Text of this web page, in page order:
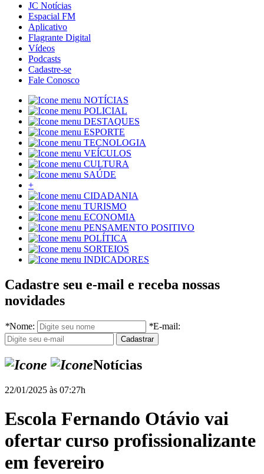
JC Notícias
Espacial FM
Aplicativo
Flagrante Digital
Vídeos
Podcasts
Cadastre-se
Fale Conosco
NOTÍCIAS
POLICIAL
DESTAQUES
ESPORTE
TECNOLOGIA
VEÍCULOS
CULTURA
SAÚDE
+
CIDADANIA
TURISMO
ECONOMIA
PENSAMENTO POSITIVO
POLÍTICA
SORTEIOS
INDICADORES
Cadastre seu e-mail e receba nossas
novidades
*Nome: *E-mail:
Notícias
22/01/2025 às 07:27h
Escola Fernando Otávio vai
ofertar curso profissionalizante
em fevereiro